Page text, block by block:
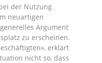
der Nutzung
neuartigen
Argument
zu erscheinen.
erklärt
nicht so, dass